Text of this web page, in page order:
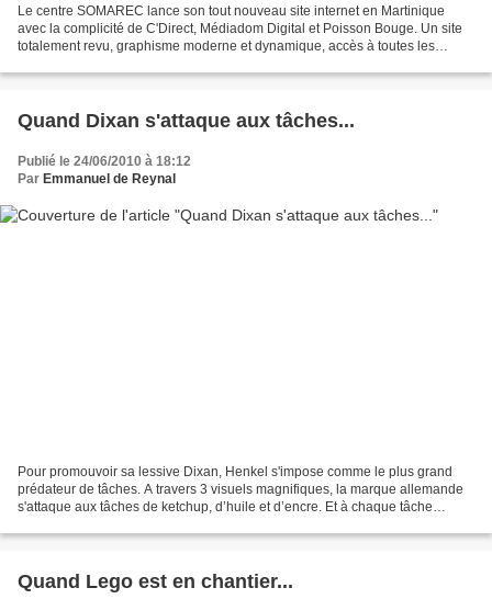
Le centre SOMAREC lance son tout nouveau site internet en Martinique
avec la complicité de C'Direct, Médiadom Digital et Poisson Bouge. Un site
totalement revu, graphisme moderne et dynamique, accès à toutes les
Quand Dixan s'attaque aux tâches...
Publié le 24/06/2010 à 18:12
Par Emmanuel de Reynal
Pour promouvoir sa lessive Dixan, Henkel s'impose comme le plus grand
prédateur de tâches. A travers 3 visuels magnifiques, la marque allemande
s'attaque aux tâches de ketchup, d’huile et d’encre. Et à chaque tâche
Quand Lego est en chantier...